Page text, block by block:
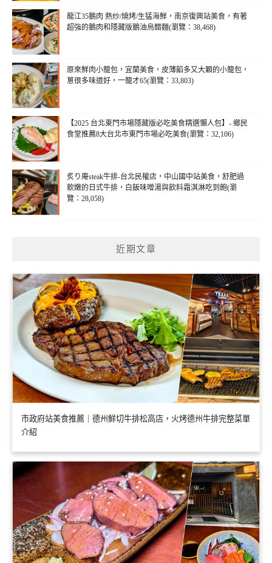
龍江35鵝肉 熱炒/燒烤/生猛海鮮，南京復興站美食，有著
超強的鵝肉和隱藏版鵝油烏醋麵(瀏覽：38,468)
原來鮮肉小籠包，宜蘭美食，皮薄餡多又大顆的小籠包，
蔥很多味道好，一籠才65(瀏覽：33,803)
【2025 台北東門市場隱藏版必吃美食精選懶人包】- 鄉民
食堂推薦8大台北市東門市場必吃美食(瀏覽：32,106)
炙り庵steak牛排-台北民權店，中山國中站美食，舒肥過
軟嫩的日式牛排，白飯味噌湯與飲料霜淇淋吃到飽(瀏
覽：28,058)
近期文章
市政府站美食推薦｜德州鮮切牛排松高店，火烤德州牛排完整菜單
介紹